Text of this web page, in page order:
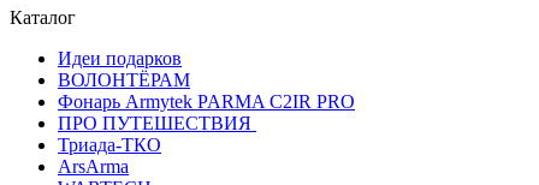
Каталог
Идеи подарков
ВОЛОНТЁРАМ
Фонарь Armytek PARMA C2IR PRO
ПРО ПУТЕШЕСТВИЯ
Триада-ТКО
ArsArma